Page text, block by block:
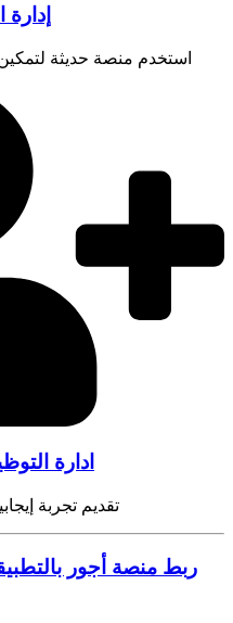
استخدم منصة حديثة
ادارة
تقديم تجربة
ربط منصة أجور